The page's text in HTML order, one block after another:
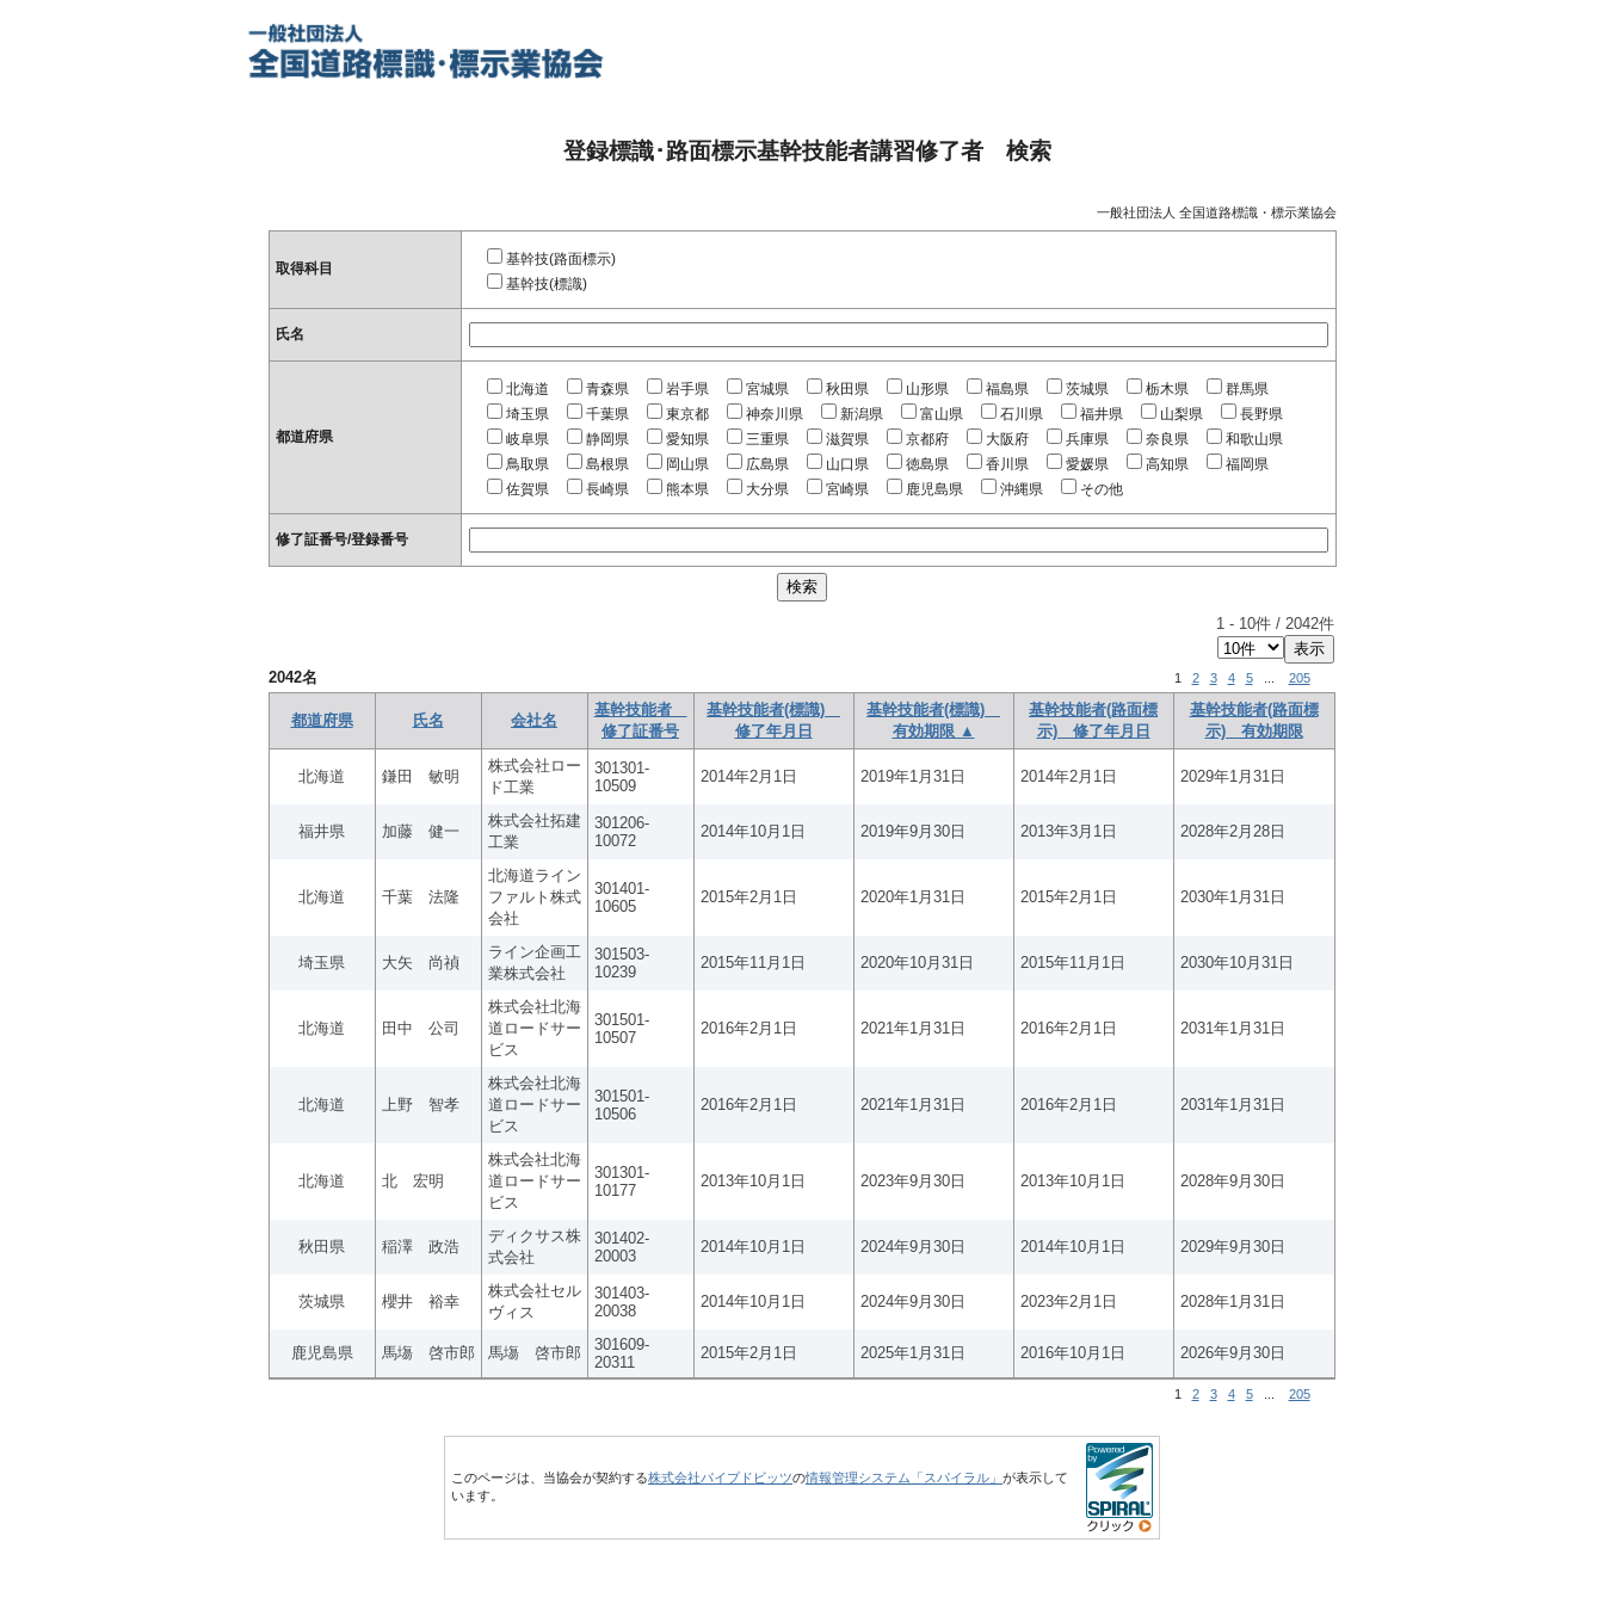
登録標識･路面標示基幹技能者講習修了者 検索
一般社団法人 全国道路標識・標示業協会
取得科目
基幹技(路面標示)
基幹技(標識)
氏名
都道府県
北海道 青森県 岩手県 宮城県 秋田県 山形県 福島県 茨城県 栃木県
群馬県
埼玉県
千葉県 東京都 神奈川県 新潟県 富山県 石川県 福井県 山梨県
長野県
岐阜県
静岡県 愛知県 三重県 滋賀県 京都府 大阪府 兵庫県 奈良県
和歌山県
鳥取県
島根県 岡山県 広島県 山口県 徳島県 香川県 愛媛県 高知県
福岡県
佐賀県
長崎県 熊本県 大分県 宮崎県 鹿児島県 沖縄県 その他
修了証番号/登録番号
1- 10件 / 2042件
2042名 1 2 3 4 5 205
都道府県 氏名 会社名
基幹技能者
修了証番号
基幹技能者(標識)
修了年月日
基幹技能者(標識)
有効期限 ▲
基幹技能者(路面標
示) 修了年月日
基幹技能者(路面標
示) 有効期限
北海道 鎌田 敏明
株式会社ロー
ド工業
301301-
10509
2014年2月1日 2019年1月31日 2014年2月1日 2029年1月31日
福井県 加藤 健一
株式会社拓建
工業
301206-
10072
2014年10月1日 2019年9月30日 2013年3月1日 2028年2月28日
北海道 千葉 法隆
北海道ライン
ファルト株式
会社
301401-
10605
2015年2月1日 2020年1月31日 2015年2月1日 2030年1月31日
埼玉県 大矢 尚禎
ライン企画工
業株式会社
301503-
10239
2015年11月1日 2020年10月31日 2015年11月1日 2030年10月31日
北海道 田中 公司
株式会社北海
道ロードサー
ビス
301501-
10507
2016年2月1日 2021年1月31日 2016年2月1日 2031年1月31日
北海道 上野 智孝
株式会社北海
道ロードサー
ビス
301501-
10506
2016年2月1日 2021年1月31日 2016年2月1日 2031年1月31日
北海道 北 宏明
株式会社北海
道ロードサー
ビス
301301-
10177
2013年10月1日 2023年9月30日 2013年10月1日 2028年9月30日
秋田県 稲澤 政浩
ディクサス株
式会社
301402-
20003
2014年10月1日 2024年9月30日 2014年10月1日 2029年9月30日
茨城県 櫻井 裕幸
株式会社セル
ヴィス
301403-
20038
2014年10月1日 2024年9月30日 2023年2月1日 2028年1月31日
鹿児島県 馬塲 啓市郎 馬塲 啓市郎
301609-
20311
2015年2月1日 2025年1月31日 2016年10月1日 2026年9月30日
1 2 3 4 5 205
このページは、当協会が契約する株式会社パイプドビッツの情報管理システム「スパイラル」 が表示して
います。